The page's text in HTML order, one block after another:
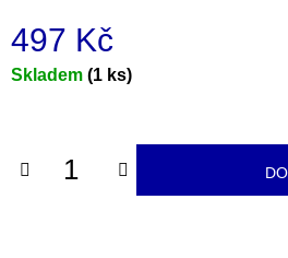
497 Kč
Měrná
Skladem (1 ks)
o
p